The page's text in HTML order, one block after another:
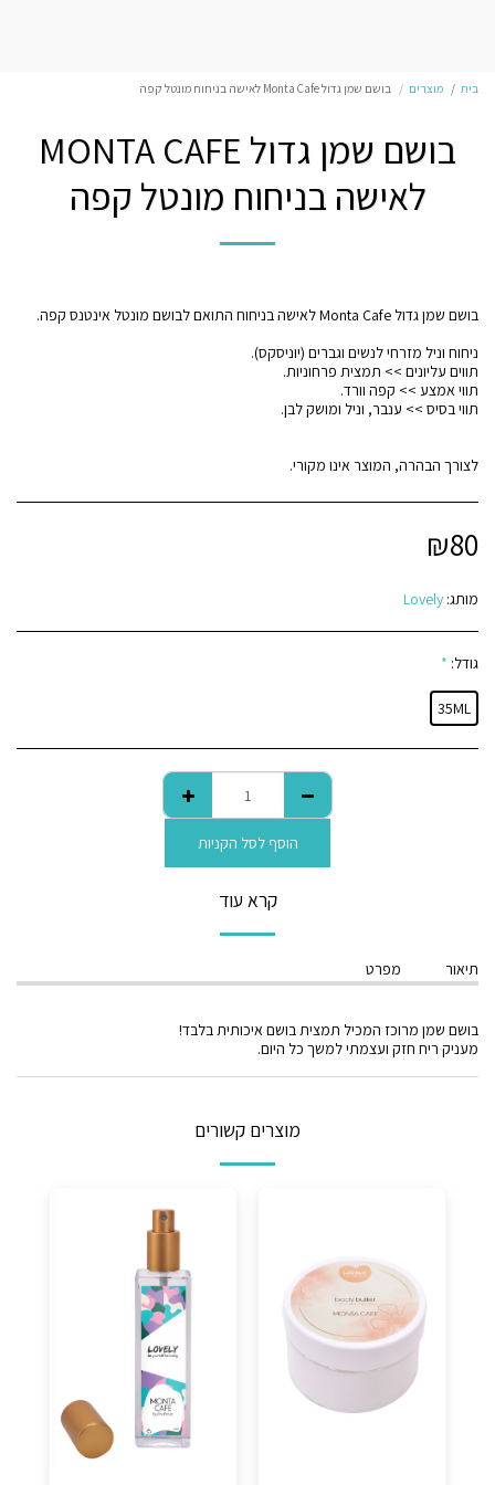
בית מוצרים בושם שמן גדול Monta Cafe לאישה בניחוח מונטל קפה
בושם שמן גדול MONTA CAFE
לאישה בניחוח מונטל קפה
לצורך הבהרה, המוצר אינו מקורי.
₪80
מותג: Lovely
גודל: *
35ML
הוסף לסל הקניות
קרא עוד
תיאור מפרט
בושם שמן מרוכז המכיל תמצית בושם איכותית בלבד!
מעניק ריח חזק ועצמתי למשך כל היום.
מוצרים קשורים